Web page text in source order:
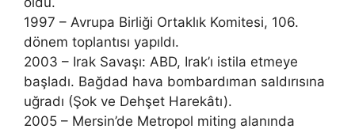
1997 – Avrupa Birliği Ortaklık Komitesi, 106.
dönem toplantısı yapıldı.
2003 – Irak Savaşı: ABD, Irak’ı istila etmeye
başladı. Bağdad hava bombardıman saldırısına
uğradı (Şok ve Dehşet Harekâtı).
2005 – Mersin’de Metropol miting alanında